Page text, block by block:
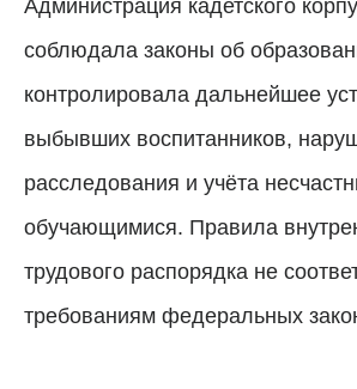
Администрация кадетского
соблюдала законы об
контролировала дальнейшее
выбывших воспитанников,
расследования и учёта
обучающимися. Правила
трудового распорядка не
требованиям федеральных